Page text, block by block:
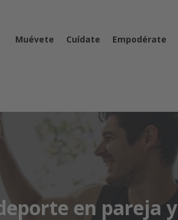
Muévete Cuídate Empodérate
en pareja y